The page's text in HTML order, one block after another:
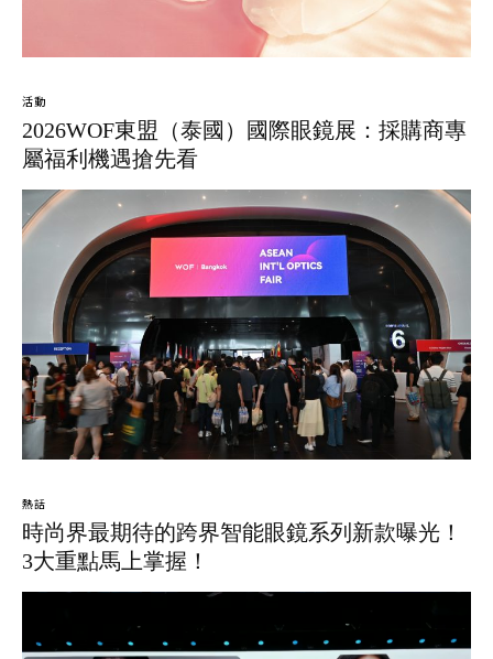
活動
2026WOF東盟（泰國）國際眼鏡展：採購商專
屬福利機遇搶先看
熱話
時尚界最期待的跨界智能眼鏡系列新款曝光！
3大重點馬上掌握！